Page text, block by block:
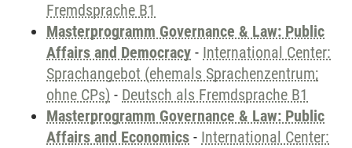
Fremdsprache B1
Masterprogramm Governance & Law: Public
Affairs and Democracy - International Center:
Sprachangebot (ehemals Sprachenzentrum;
ohne CPs) - Deutsch als Fremdsprache B1
Masterprogramm Governance & Law: Public
Affairs and Economics - International Center: